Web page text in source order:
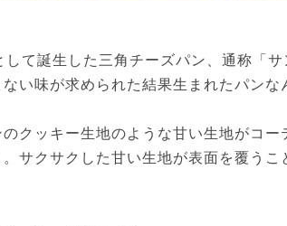
て誕生した三角チーズパン、通称「サ
い味が求められた結果生まれたパンな
クッキー生地のような甘い生地がコー
サクサクした甘い生地が表面を覆うこ